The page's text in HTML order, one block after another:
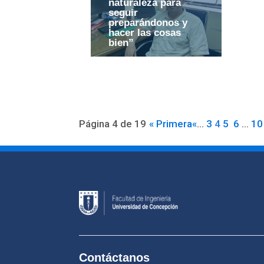
naturaleza para
seguir
preparándonos y
hacer las cosas
bien”
Página 4 de 19 « Primera«... 3 4 5 6 ... 10
Contáctanos